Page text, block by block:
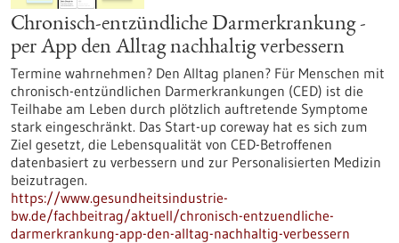
Chronisch-entzündliche Darmerkrankung -
per App den Alltag nachhaltig verbessern
Termine wahrnehmen? Den Alltag planen? Für Menschen mit
chronisch-entzündlichen Darmerkrankungen (CED) ist die
Teilhabe am Leben durch plötzlich auftretende Symptome
stark eingeschränkt. Das Start-up coreway hat es sich zum
Ziel gesetzt, die Lebensqualität von CED-Betroffenen
datenbasiert zu verbessern und zur Personalisierten Medizin
beizutragen.
https://www.gesundheitsindustrie-
bw.de/fachbeitrag/aktuell/chronisch-entzuendliche-
darmerkrankung-app-den-alltag-nachhaltig-verbessern